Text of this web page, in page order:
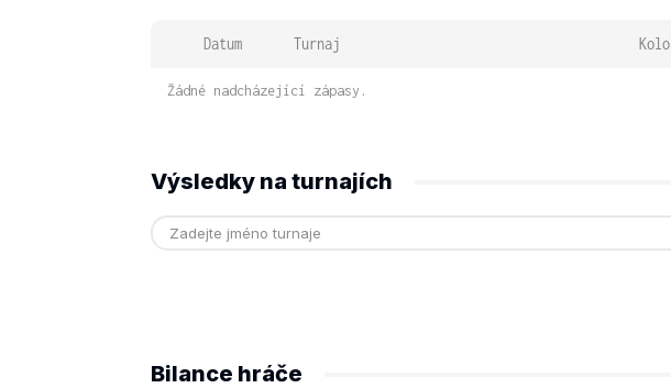
Datum Turnaj Kolo
Žádné nadcházející zápasy.
Výsledky na turnajích
Bilance hráče